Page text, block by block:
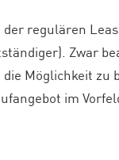
der regulären
Zwar
Möglichkeit zu
im